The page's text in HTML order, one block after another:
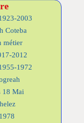
2003
Coteba
métier
2012
1972
18 Mai